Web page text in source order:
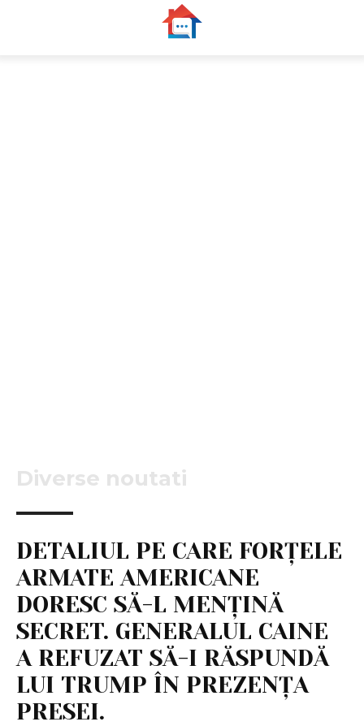
Diverse noutati
DETALIUL PE CARE FORȚELE
ARMATE AMERICANE
DORESC SĂ-L MENȚINĂ
SECRET. GENERALUL CAINE
A REFUZAT SĂ-I RĂSPUNDĂ
LUI TRUMP ÎN PREZENȚA
PRESEI.